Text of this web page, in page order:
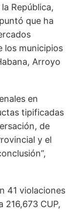
República,
que ha
los municipios
Arroyo
en
tipificadas
de
y el
41 violaciones
CUP,